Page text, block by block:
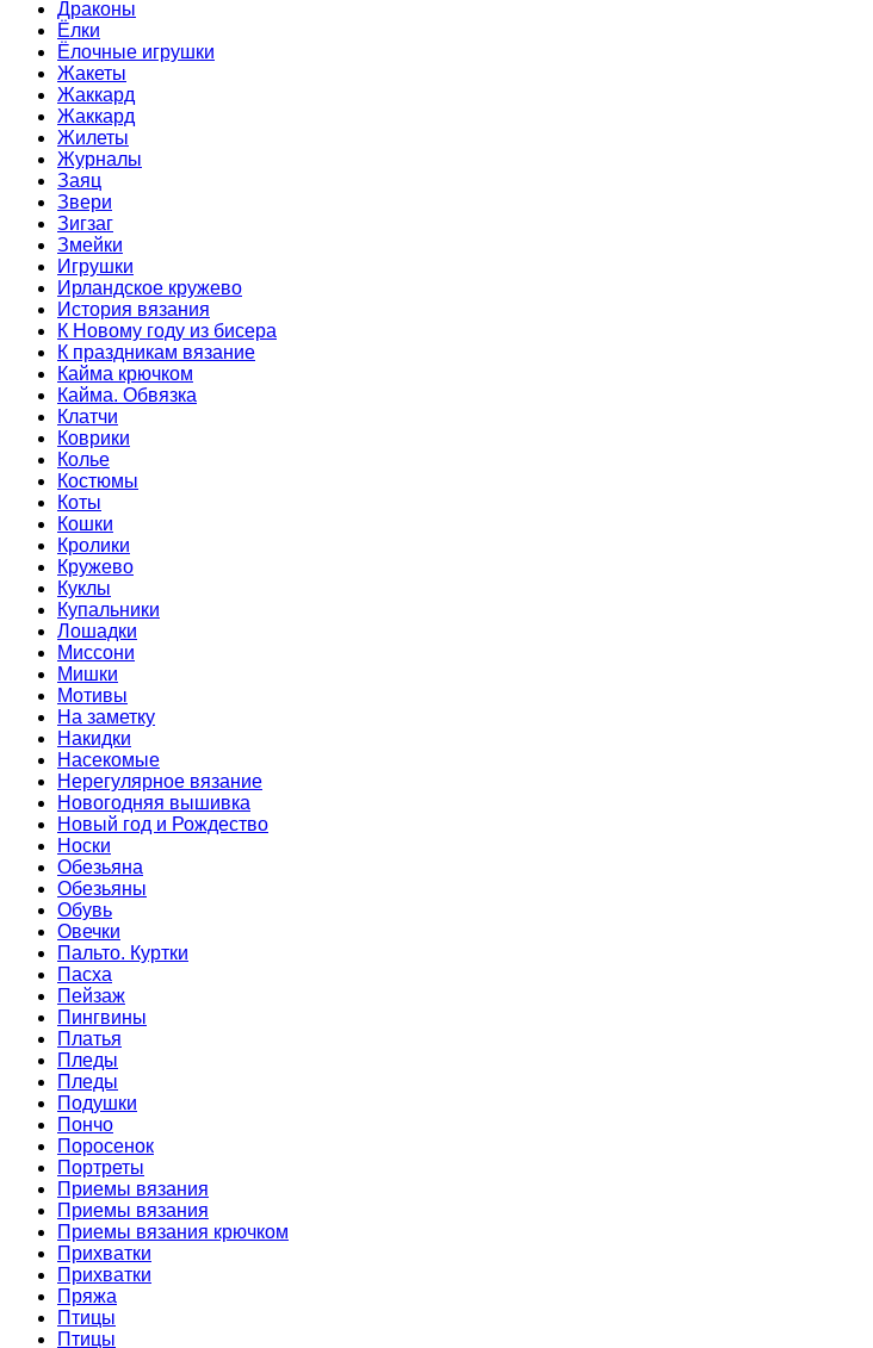
Драконы
Ёлки
Ёлочные игрушки
Жакеты
Жаккард
Жаккард
Жилеты
Журналы
Заяц
Звери
Зигзаг
Змейки
Игрушки
Ирландское кружево
История вязания
К Новому году из бисера
К праздникам вязание
Кайма крючком
Кайма. Обвязка
Клатчи
Коврики
Колье
Костюмы
Коты
Кошки
Кролики
Кружево
Куклы
Купальники
Лошадки
Миссони
Мишки
Мотивы
На заметку
Накидки
Насекомые
Нерегулярное вязание
Новогодняя вышивка
Новый год и Рождество
Носки
Обезьяна
Обезьяны
Обувь
Овечки
Пальто. Куртки
Пасха
Пейзаж
Пингвины
Платья
Пледы
Пледы
Подушки
Пончо
Поросенок
Портреты
Приемы вязания
Приемы вязания
Приемы вязания крючком
Прихватки
Прихватки
Пряжа
Птицы
Птицы